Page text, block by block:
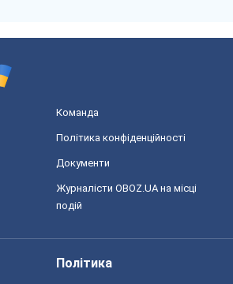
Команда
Політика конфіденційності
Документи
Журналісти OBOZ.UA на місці
подій
Політика